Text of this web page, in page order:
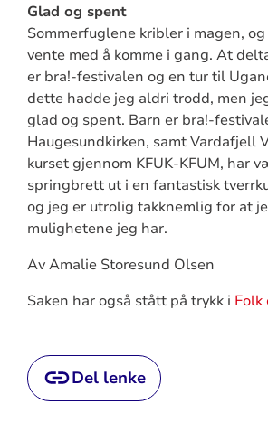
Glad og spent
Sommerfuglene kribler i magen,
vente med å komme i gang. At
er bra!-festivalen og en tur til
dette hadde jeg aldri trodd, men
glad og spent. Barn er bra!-
Haugesundkirken, samt Vardafjell
kurset gjennom KFUK-KFUM, har
springbrett ut i en fantastisk
og jeg er utrolig takknemlig for at
mulighetene jeg har.
Av Amalie Storesund Olsen
Saken har også stått på trykk i Folk
Del lenke